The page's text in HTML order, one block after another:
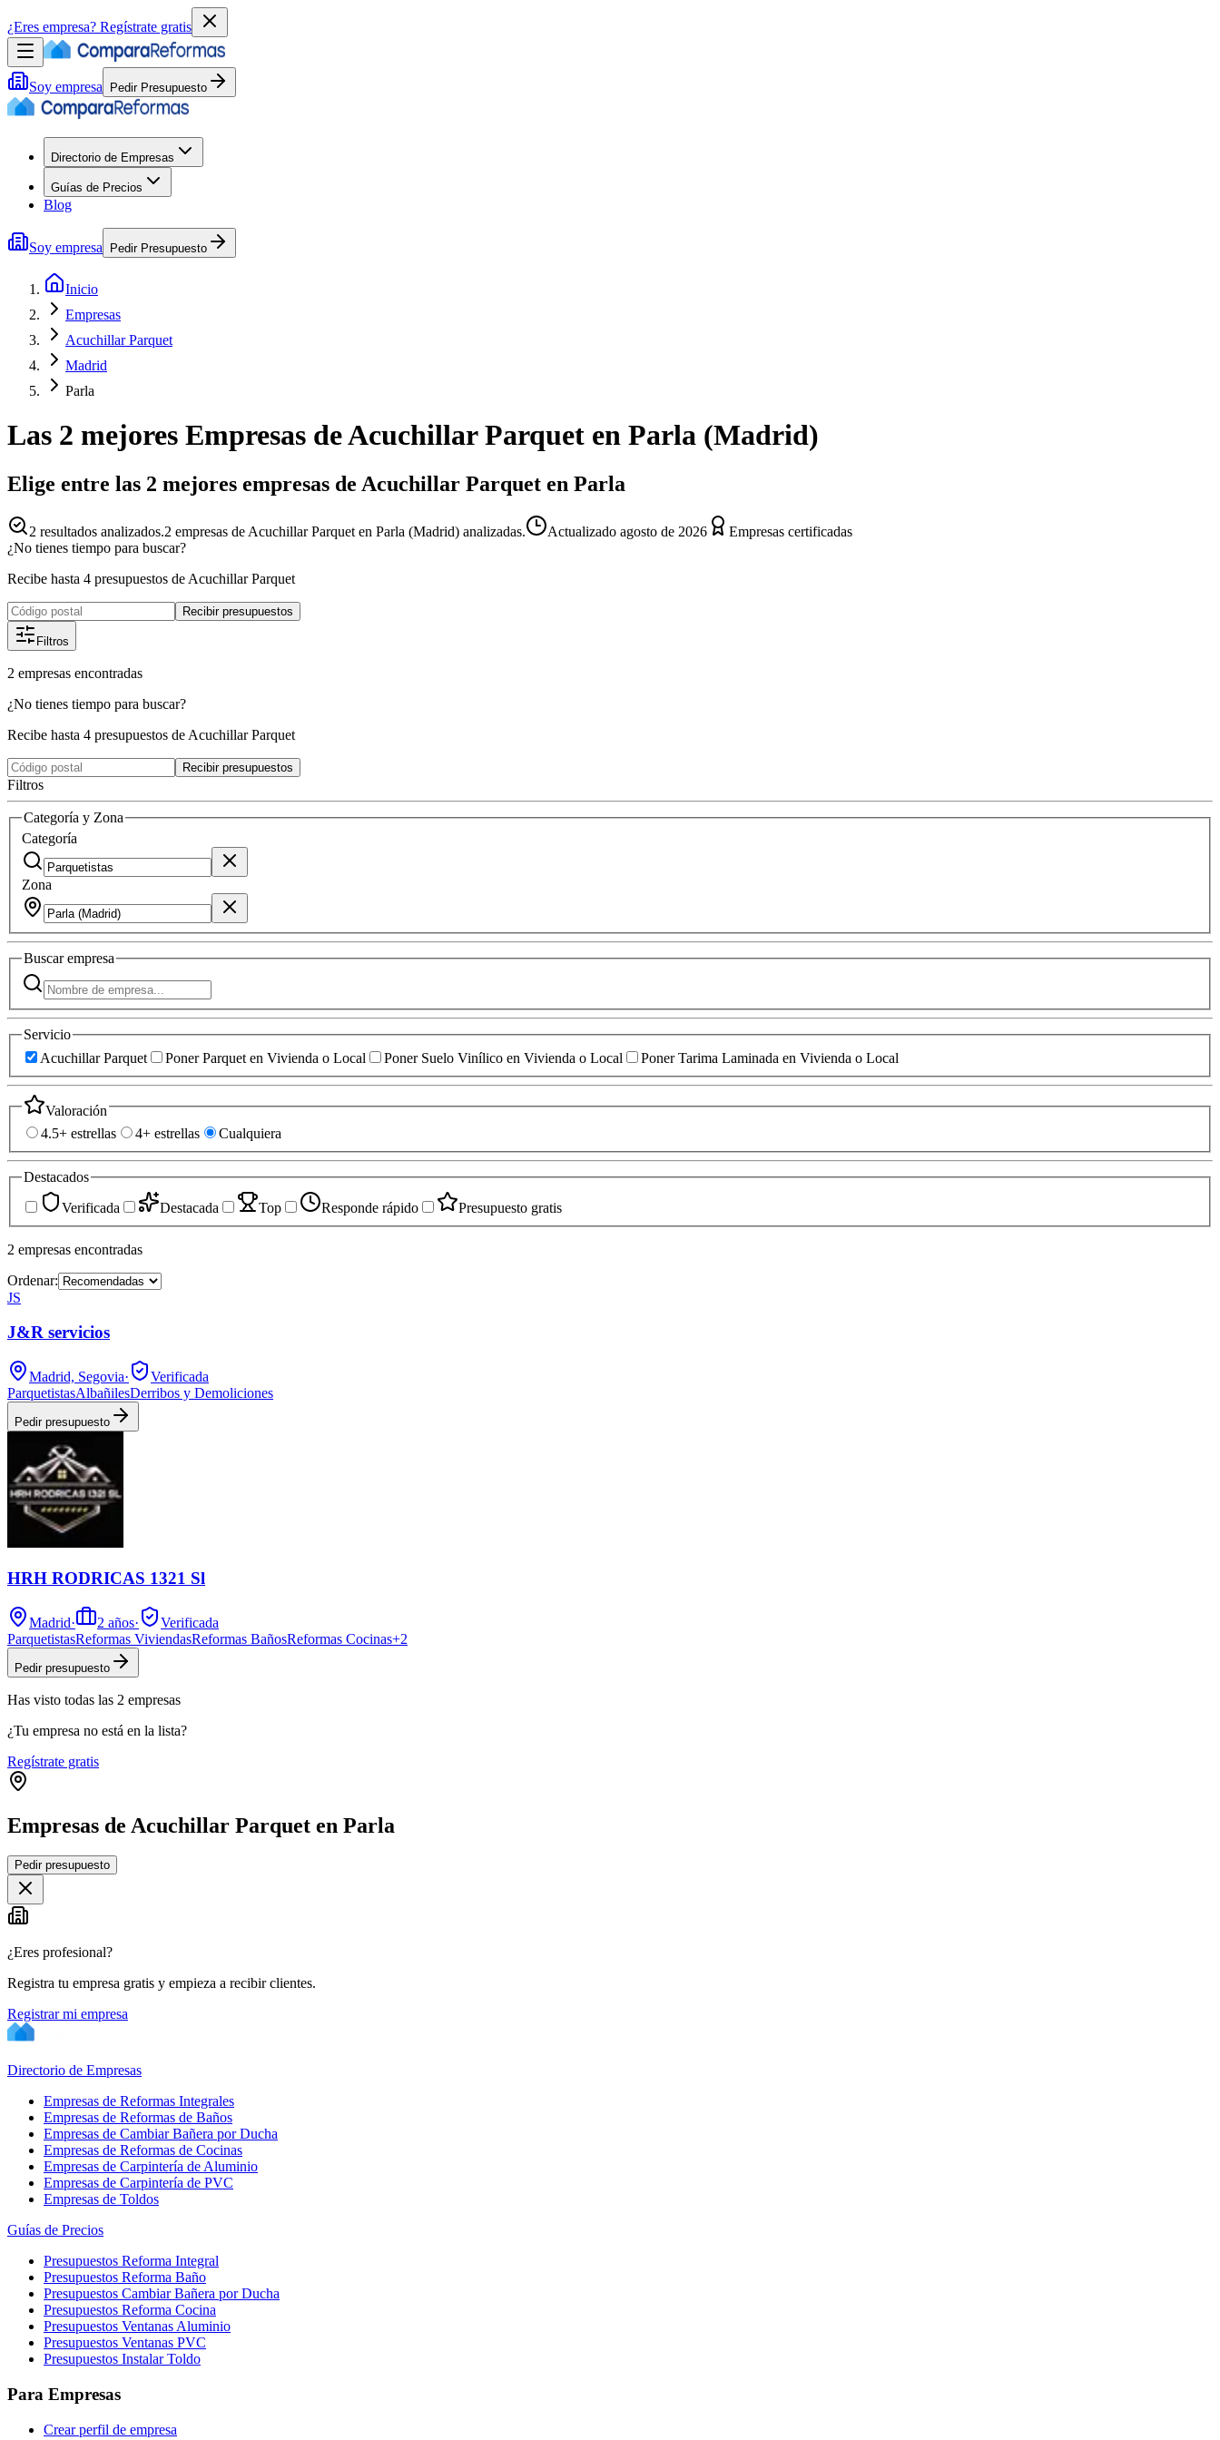
¿Eres empresa? Regístrate gratis
Soy empresa Pedir Presupuesto
Directorio de Empresas
Guías de Precios
Blog
Soy empresa Pedir Presupuesto
Inicio
Empresas
Acuchillar Parquet
Madrid
Parla
Las 2 mejores Empresas deAcuchillar Parquet en Parla (Madrid)
Elige entre las 2 mejores empresas de Acuchillar Parquet en Parla
2 resultados analizados.2 empresas de Acuchillar Parquet en Parla (Madrid) analizadas. Actualizado agosto de 2026
Empresas certificadas
¿No tienes tiempo para buscar?
Recibe hasta 4 presupuestos de Acuchillar Parquet
Recibir presupuestos
Filtros
2 empresas encontradas
¿No tienes tiempo para buscar?
Recibe hasta 4 presupuestos de Acuchillar Parquet
Recibir presupuestos
Filtros
Categoría y Zona
Categoría
Zona
Buscarempresa
Servicio
Acuchillar Parquet
Poner Parquet en Vivienda o Local Poner Suelo Vinílico en Vivienda o Local Poner Tarima Laminada en Vivienda o Local
Valoración
4.5+ estrellas
4+ estrellas Cualquiera
Destacados
Verificada
Destacada Top Responde rápido Presupuesto gratis
2 empresas encontradas
Ordenar:
JS
J&R servicios
Madrid, Segovia·
Verificada
ParquetistasAlbañilesDerribos y Demoliciones
Pedir presupuesto
HRH RODRICAS 1321 Sl
Madrid· 2 años·
Verificada
ParquetistasReformas ViviendasReformas BañosReformas Cocinas+2
Pedir presupuesto
Has visto todas las 2 empresas
¿Tu empresa no está en la lista?
Regístrate gratis
Empresas de Acuchillar Parquet en Parla
+
−
Pedir presupuesto
¿Eres profesional?
Registra tu empresa gratis y empieza a recibir clientes.
Registrar mi empresa
Directorio de Empresas
Empresas de Reformas Integrales
Empresas de Reformas de Baños
Empresas de Cambiar Bañera por Ducha
Empresas de Reformas de Cocinas
Empresas de Carpintería de Aluminio
Empresas de Carpintería de PVC
Empresas de Toldos
Guías de Precios
Presupuestos Reforma Integral
Presupuestos Reforma Baño
Presupuestos Cambiar Bañera por Ducha
Presupuestos Reforma Cocina
Presupuestos Ventanas Aluminio
Presupuestos Ventanas PVC
Presupuestos Instalar Toldo
Para Empresas
Crear perfil de empresa